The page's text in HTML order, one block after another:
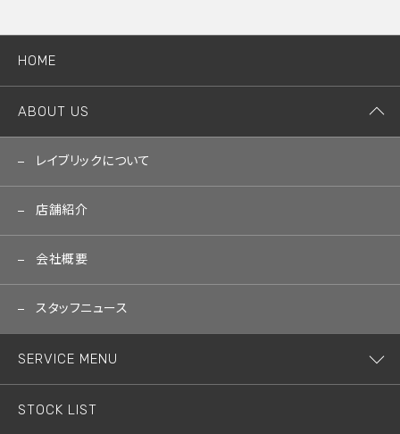
HOME
ABOUT US
レイブリックについて
店舗紹介
会社概要
スタッフニュース
SERVICE MENU
STOCK LIST